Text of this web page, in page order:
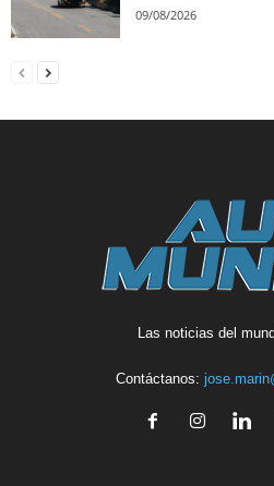
09/08/2026
Las noticias del
Contáctanos: